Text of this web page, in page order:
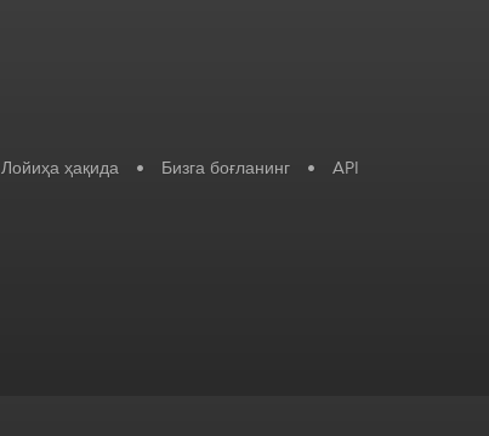
Лойиҳа ҳақида • Бизга боғланинг • API